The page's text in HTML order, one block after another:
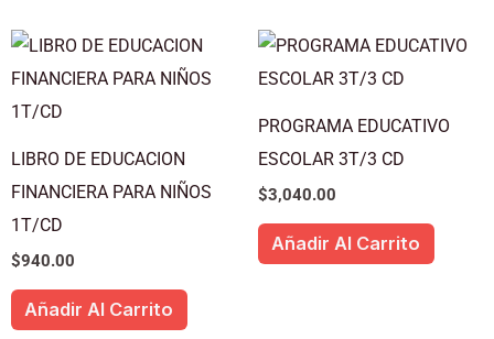
LIBRO DE EDUCACION
FINANCIERA PARA NIÑOS
1T/CD
$940.00
Añadir Al Carrito
PROGRAMA EDUCATIVO
ESCOLAR 3T/3 CD
$3,040.00
Añadir Al Carrito